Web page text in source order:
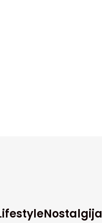
Nostalgija